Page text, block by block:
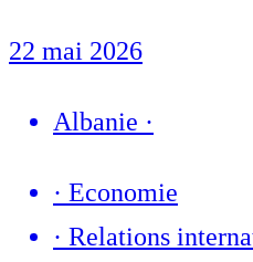
22 mai 2026
Albanie ·
· Economie
· Relations